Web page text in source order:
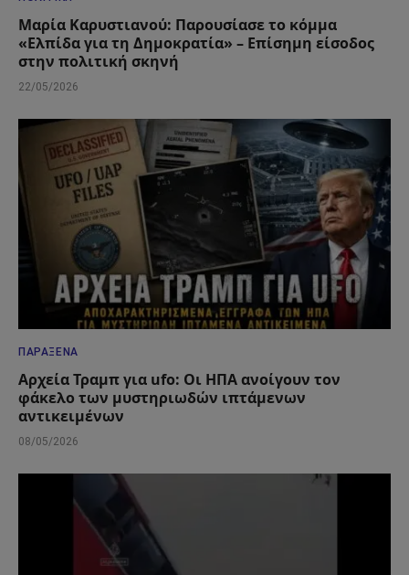
Μαρία Καρυστιανού: Παρουσίασε το κόμμα
«Ελπίδα για τη Δημοκρατία» – Επίσημη είσοδος
στην πολιτική σκηνή
22/05/2026
ΠΑΡΆΞΕΝΑ
Αρχεία Τραμπ για ufo: Οι ΗΠΑ ανοίγουν τον
φάκελο των μυστηριωδών ιπτάμενων
αντικειμένων
08/05/2026